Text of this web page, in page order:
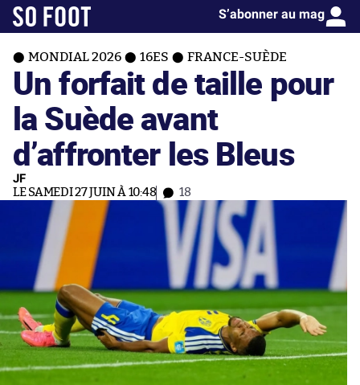
S’abonner au mag
MONDIAL 2026 16ES FRANCE-SUÈDE
Un forfait de taille pour
la Suède avant
d’affronter les Bleus
JF
LE SAMEDI 27 JUIN À 10:48 18